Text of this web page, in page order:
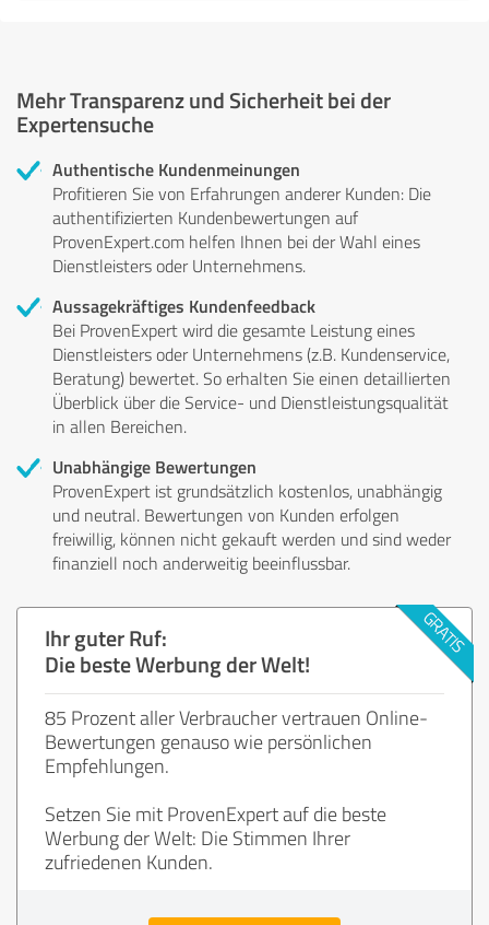
Mehr Transparenz und Sicherheit bei der
Expertensuche
Authentische Kundenmeinungen
Profitieren Sie von Erfahrungen anderer Kunden: Die
authentifizierten Kundenbewertungen auf
ProvenExpert.com helfen Ihnen bei der Wahl eines
Dienstleisters oder Unternehmens.
Aussagekräftiges Kundenfeedback
Bei ProvenExpert wird die gesamte Leistung eines
Dienstleisters oder Unternehmens (z.B. Kundenservice,
Beratung) bewertet. So erhalten Sie einen detaillierten
Überblick über die Service- und Dienstleistungsqualität
in allen Bereichen.
Unabhängige Bewertungen
ProvenExpert ist grundsätzlich kostenlos, unabhängig
und neutral. Bewertungen von Kunden erfolgen
freiwillig, können nicht gekauft werden und sind weder
finanziell noch anderweitig beeinflussbar.
Ihr guter Ruf:
Die beste Werbung der Welt!
85 Prozent aller Verbraucher vertrauen Online-
Bewertungen genauso wie persönlichen
Empfehlungen.
Setzen Sie mit ProvenExpert auf die beste
Werbung der Welt: Die Stimmen Ihrer
zufriedenen Kunden.